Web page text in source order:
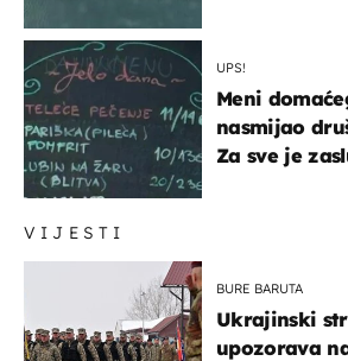
VIJESTI
BURE BARUTA
Ukrajinski
upozorava
UPS!
Meni
nasmijao
Za sve je